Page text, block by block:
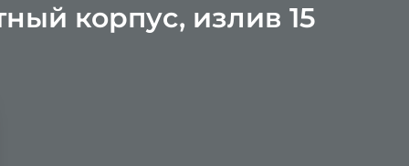
корпус, излив 15